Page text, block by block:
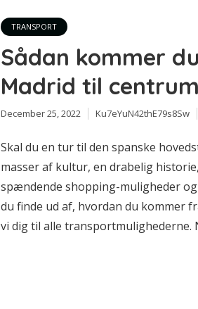
TRANSPORT
Sådan kommer
Madrid til centrum
December 25, 2022 Ku7eYuN42thE79s8Sw
Skal du en tur til den spanske
masser af kultur, en drabelig
spændende shopping-muligheder
du finde ud af, hvordan du kommer
vi dig til alle transportmulighederne.